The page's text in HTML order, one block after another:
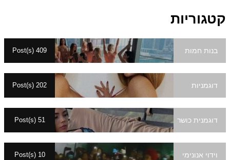
בנות חמות 409 Post(s)
דוגמניות
דוגמנית כושר 51 Post(s)
וידוי אנונימי 10 Post(s)